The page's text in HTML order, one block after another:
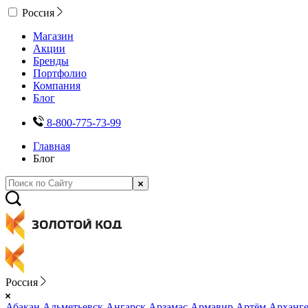
Россия
Магазин
Акции
Бренды
Портфолио
Компания
Блог
8-800-775-73-99
Главная
Блог
Россия